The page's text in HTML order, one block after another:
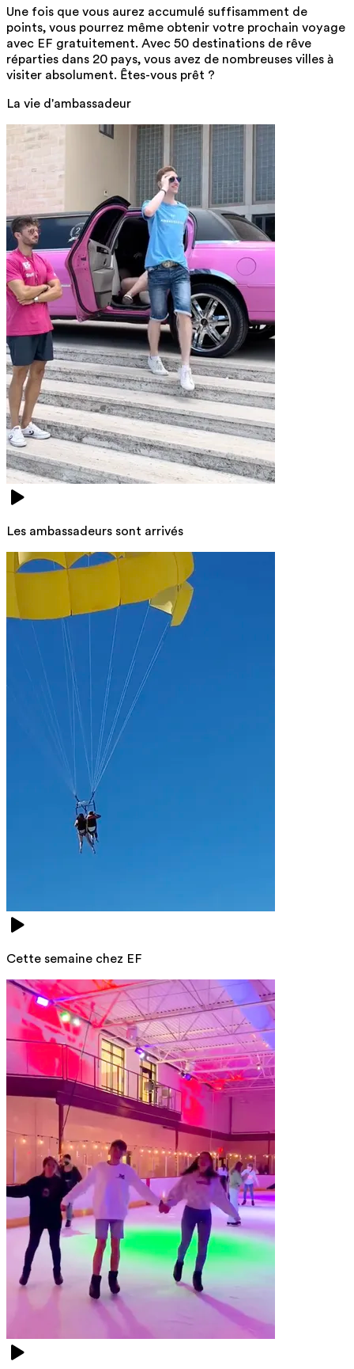
Une fois que vous aurez accumulé suffisamment de
points, vous pourrez même obtenir votre prochain voyage
avec EF gratuitement. Avec 50 destinations de rêve
réparties dans 20 pays, vous avez de nombreuses villes à
visiter absolument. Êtes-vous prêt ?
La vie d'ambassadeur
Les ambassadeurs sont arrivés
Cette semaine chez EF